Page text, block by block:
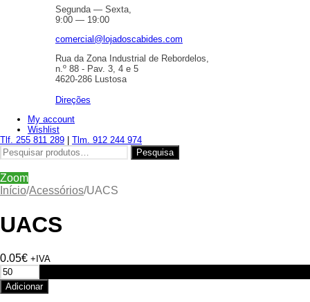
Segunda — Sexta,
9:00 — 19:00
comercial@lojadoscabides.com
Rua da Zona Industrial de Rebordelos,
n.º 88 - Pav. 3, 4 e 5
4620-286 Lustosa
Direções
My account
Wishlist
Tlf. 255 811 289
Tlm. 912 244 974
Pesquisar
por:
Pesquisa
Zoom
Início/Acessórios/UACS
UACS
0.05€ +IVA
Quantidade
de
UACS
Adicionar